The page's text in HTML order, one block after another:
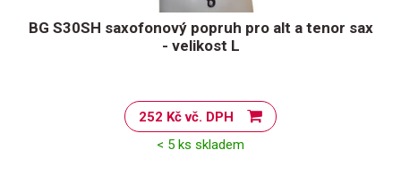
BG S30SH saxofonový popruh pro alt a tenor sax
- velikost L
252 Kč vč. DPH
< 5 ks skladem